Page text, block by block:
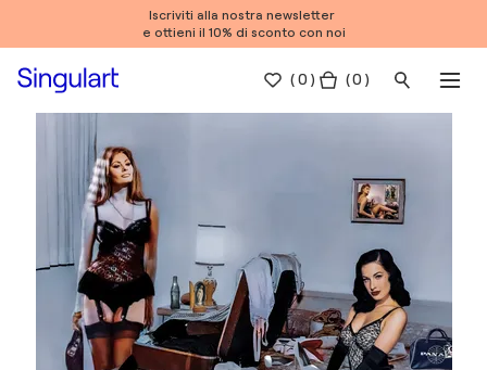
Iscriviti alla nostra newsletter
e ottieni il 10% di sconto con noi
(0 ) ( 0 )